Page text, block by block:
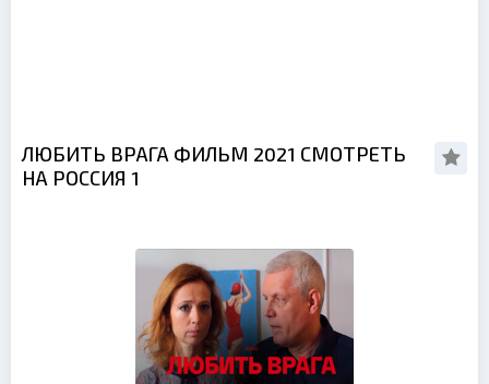
ЛЮБИТЬ ВРАГА ФИЛЬМ 2021 СМОТРЕТЬ
НА РОССИЯ 1